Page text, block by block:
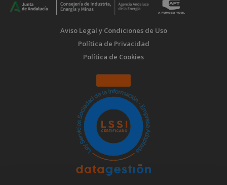
Aviso Legal y Condiciones de Uso
Política de Privacidad
Política de Cookies